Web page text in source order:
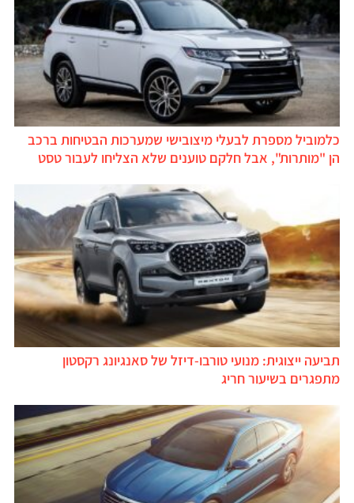
כלמוביל מספרת לבעלי מיצובישי שמערכות הבטיחות ברכב
הן "מותרות", אבל חלקם טוענים שלא הצליחו לעבור טסט
תביעה ייצוגית: מנועי טורבו-דיזל של סאנגיונג רקסטון
מתפגרים בשיעור חריג